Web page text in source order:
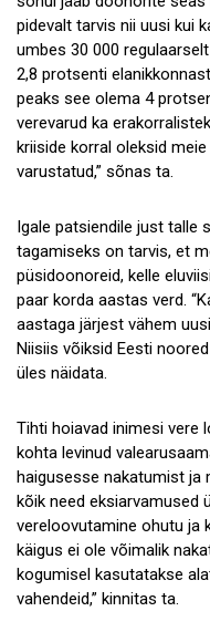
pidevalt tarvis nii uusi kui
umbes 30 000
2,8 protsenti
peaks see olema 4
verevarud ka
kriiside korral oleksid
varustatud,” sõnas ta.
Igale patsiendile just talle
tagamiseks on tarvis, et
püsidoonoreid, kelle
paar korda aastas verd.
aastaga järjest vähem
Niisiis võiksid Eesti
üles näidata.
Tihti hoiavad inimesi vere
kohta levinud
haigusesse nakatumist ja
kõik need eksiarvamused
vereloovutamine ohutu ja
käigus ei ole võimalik
kogumisel kasutatakse
vahendeid,” kinnitas ta.